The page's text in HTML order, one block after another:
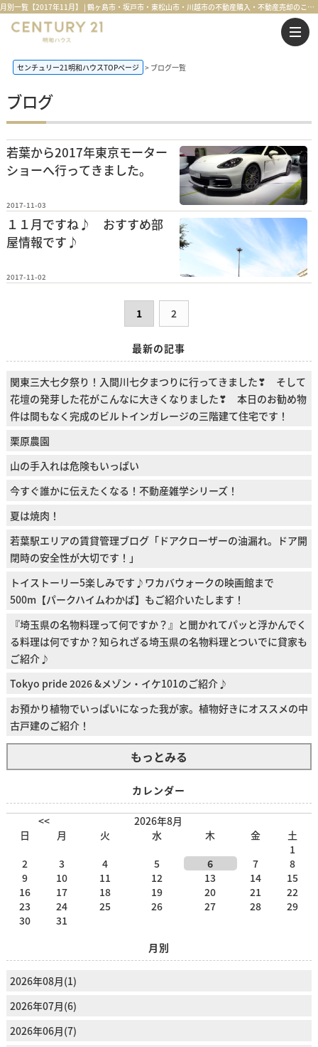
月別一覧【2017年11月】 | 鶴ヶ島市・坂戸市・東松山市・川越市の不動産購入・不動産売却のことならセンチュリー21明和ハウス
センチュリー21明和ハウスTOPページ ブログ一覧
ブログ
若葉から2017年東京モーター
ショーへ行ってきました。
2017-11-03
１１月ですね♪ おすすめ部
屋情報です♪
2017-11-02
1 2
最新の記事
関東三大七夕祭り！入間川七夕まつりに行ってきました❣ そして
花壇の発芽した花がこんなに大きくなりました❣ 本日のお勧め物
件は間もなく完成のビルトインガレージの三階建て住宅です！
栗原農園
山の手入れは危険もいっぱい
今すぐ誰かに伝えたくなる！不動産雑学シリーズ！
夏は焼肉！
若葉駅エリアの賃貸管理ブログ「ドアクローザーの油漏れ。ドア開
閉時の安全性が大切です！」
トイストーリー5楽しみです♪ワカバウォークの映画館まで
500m【パークハイムわかば】もご紹介いたします！
『埼玉県の名物料理って何ですか？』と聞かれてパッと浮かんでく
る料理は何ですか？知られざる埼玉県の名物料理とついでに貸家も
ご紹介♪
Tokyo pride 2026 &メゾン・イケ101のご紹介♪
お預かり植物でいっぱいになった我が家。植物好きにオススメの中
古戸建のご紹介！
もっとみる
カレンダー
<<
2026年8月
日
月 火 水 木 金
土
1
2
3 4 5 6 7
8
9
10 11 12 13 14
15
16
17 18 19 20 21
22
23
24 25 26 27 28
29
30
31
月別
2026年08月(1)
2026年07月(6)
2026年06月(7)